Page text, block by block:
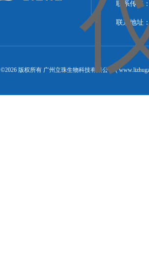
联系传真
联系地址
©2026 版权所有 广州立珠生物科技有限公司 (